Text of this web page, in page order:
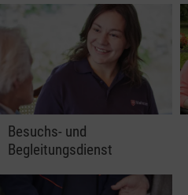
Besuchs- und
Begleitungsdienst